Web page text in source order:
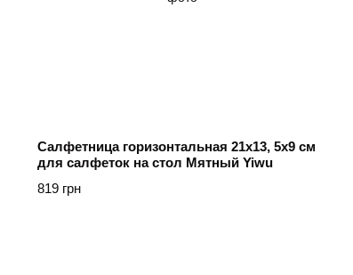
Салфетница горизонтальная 21х13, 5х9 см
для салфеток на стол Мятный Yiwu
819 грн